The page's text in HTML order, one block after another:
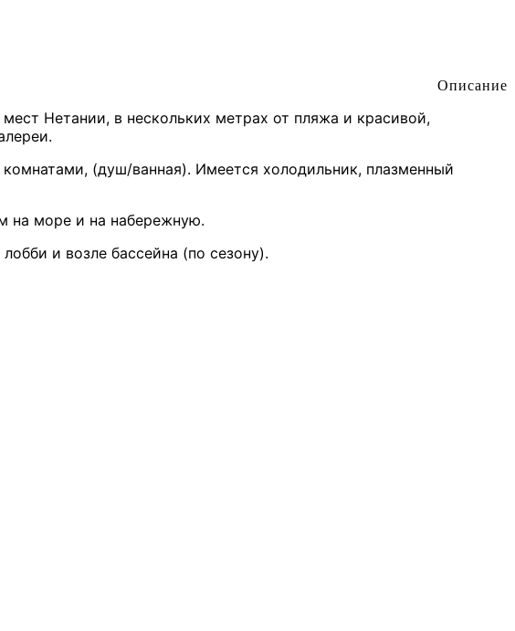
Описание
Нетании, в нескольких метрах от пляжа и красивой,
(душ/ванная). Имеется холодильник, плазменный
на море и на набережную.
и возле бассейна (по сезону).